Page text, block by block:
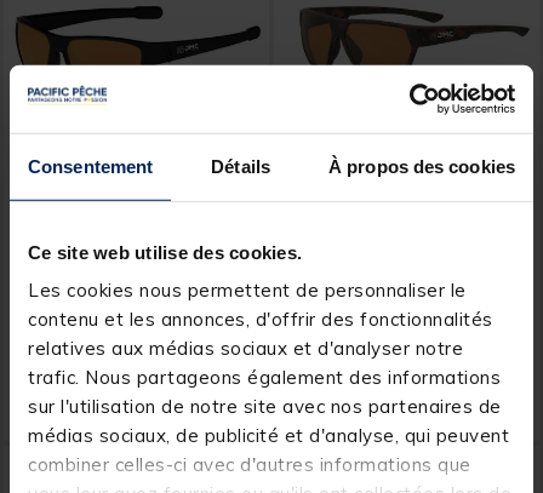
Consentement Détails À propos des cookies
Ce site web utilise des cookies.
Les cookies nous permettent de personnaliser le
contenu et les annonces, d'offrir des fonctionnalités
relatives aux médias sociaux et d'analyser notre
trafic. Nous partageons également des informations
sur l'utilisation de notre site avec nos partenaires de
médias sociaux, de publicité et d'analyse, qui peuvent
combiner celles-ci avec d'autres informations que
JMC
TAC Style Ambre
29,99 € Ajouter au panier
Expédition sous 7 jours
JMC
TAC Stream Ambre
29,99 €
Expédition sous 7 jours